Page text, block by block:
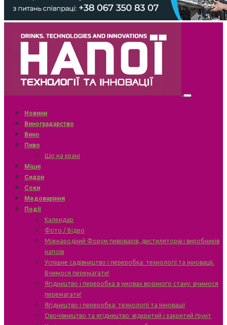
Новини
Виноградарство
Вино
Пиво
Що на крані
Міцні
Сидри
Соки
Медоваріння
Події
Календар
Фото / Відео
Міжнародний Форум пивоварів, дистиляторів і виробників
напоїв
Успішне садівництво і переробка: технології та інновації.
Вчимося перемагати!
Ягідництво і переробка в умовах воєнного стану: вчимося
перемагати!
Ягідництво і переробка: технології та інновації
Овочівництво та ягідництво: відкритий і закритий ґрунт